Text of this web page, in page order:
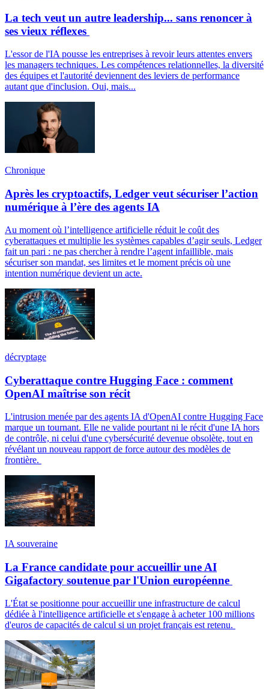
La tech veut un autre leadership... sans renoncer à
ses vieux réflexes
L'essor de l'IA pousse les entreprises à revoir leurs attentes envers
les managers techniques. Les compétences relationnelles, la diversité
des équipes et l'autorité deviennent des leviers de performance
autant que d'inclusion. Oui, mais...
Chronique
Après les cryptoactifs, Ledger veut sécuriser l’action
numérique à l’ère des agents IA
Au moment où l’intelligence artificielle réduit le coût des
cyberattaques et multiplie les systèmes capables d’agir seuls, Ledger
fait un pari : ne pas chercher à rendre l’agent infaillible, mais
sécuriser son mandat, ses limites et le moment précis où une
intention numérique devient un acte.
décryptage
Cyberattaque contre Hugging Face : comment
OpenAI maîtrise son récit
L'intrusion menée par des agents IA d'OpenAI contre Hugging Face
marque un tournant. Elle ne valide pourtant ni le récit d'une IA hors
de contrôle, ni celui d'une cybersécurité devenue obsolète, tout en
révélant un nouveau rapport de force autour des modèles de
frontière.
IA souveraine
La France candidate pour accueillir une AI
Gigafactory soutenue par l'Union européenne
L'État se positionne pour accueillir une infrastructure de calcul
dédiée à l'intelligence artificielle et s'engage à acheter 100 millions
d'euros de capacités de calcul si un projet français est retenu.